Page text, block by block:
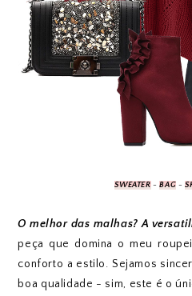
SWEATER -BAG -
O melhor das malhas? A
peça que domina o meu
conforto a estilo. Sejamos
boa qualidade - sim, este é o